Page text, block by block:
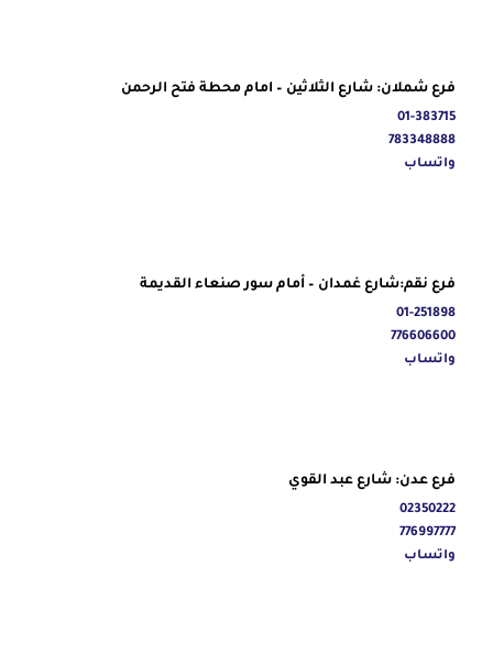
فرع شملان: شارع الثلاثين – امام محطة فتح الرحمن
01-383715
783348888
واتساب
فرع نقم:شارع غمدان – أمام سور صنعاء القديمة
01-251898
776606600
واتساب
فرع عدن: شارع عبد القوي
02350222
776997777
واتساب